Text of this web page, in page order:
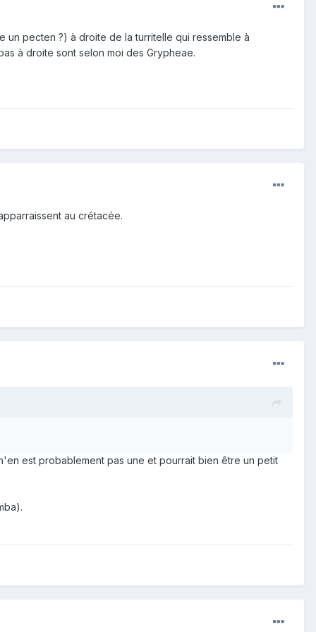
un pecten ?) à droite de la turritelle qui ressemble à
à droite sont selon moi des Grypheae.
au crétacée.
est probablement pas une et pourrait bien être un petit